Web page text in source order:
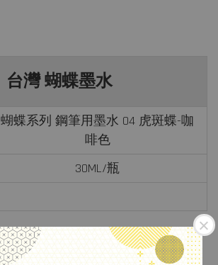
台灣 蝴蝶墨水
蝴蝶系列 鋼筆用墨水 04 虎斑蝶-咖
啡色
30ML/瓶